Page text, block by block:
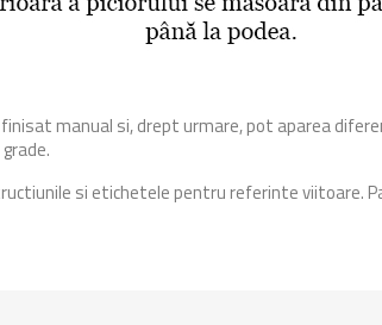
manual si, drept urmare, pot aparea
si etichetele pentru referinte viitoare.